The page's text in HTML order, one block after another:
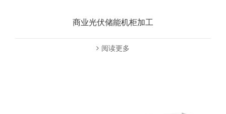
商业光伏储能机柜加工
阅读更多